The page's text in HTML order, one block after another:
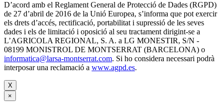
D’acord amb el Reglament General de Protecció de Dades (RGPD)
de 27 d’abril de 2016 de la Unió Europea, s’informa que pot exercir
els drets d’accés, rectificació, portabilitat i supressió de les seves
dades i els de limitació i oposició al seu tractament dirigint-se a
L’AGRICOLA REGIONAL, S. A. a LG MONESTIR, S/N -
08199 MONISTROL DE MONTSERRAT (BARCELONA) o
informatica@larsa-montserrat.com. Si ho considera necessari podrà
interposar una reclamació a www.agpd.es.
X
×